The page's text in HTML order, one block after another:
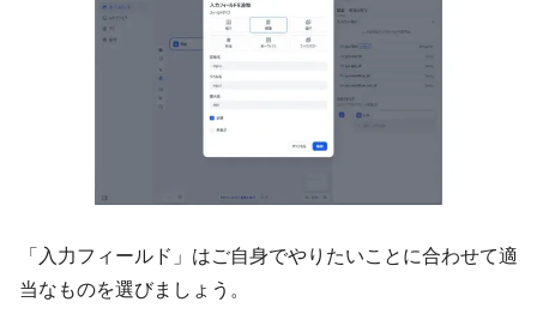
「入力フィールド」はご自身でやりたいことに合わせて適
当なものを選びましょう。